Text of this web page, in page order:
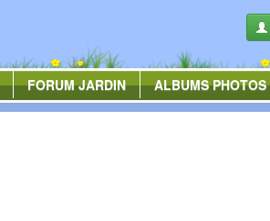
FORUMJARDIN ALBUMSPHOTOS